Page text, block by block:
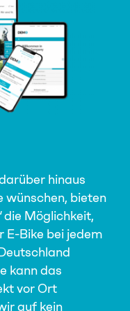
hinaus
wünschen, bieten
die Möglichkeit,
E-Bike bei jedem
kann das
vor Ort
auf kein